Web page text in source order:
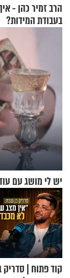
הרב זמיר כהן -
בעבודת המידות?
יש לי מושג עם
קוד פתוח |